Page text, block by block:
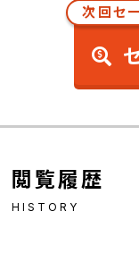
次回セ
閲覧履歴
HISTORY